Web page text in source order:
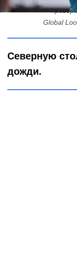
Global
Северную
дожди.